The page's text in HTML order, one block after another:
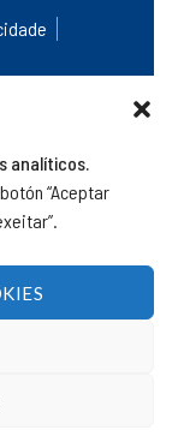
analíticos.
“Aceptar